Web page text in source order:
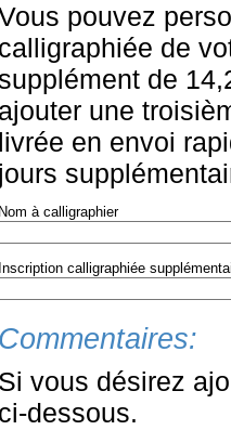
pouvez
calligraphiée de
supplément de
ajouter une
livrée en envoi
jours
Nom à calligraphier
Inscription calligraphiée
Commentaires:
Si vous désirez
ci-dessous.